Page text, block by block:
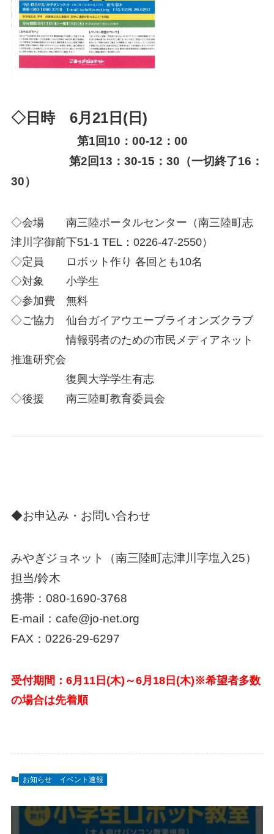
◇日時 6月21日(日)
第1回10：00-12：00
第2回13：30-15：30（一切終了16：
30）
◇会場 南三陸ポータルセンター（南三陸町志
津川字御前下51-1 TEL：0226-47-2550）
◇定員 ロボット作り 各回とも10名
◇対象 小学生
◇参加費 無料
◇ご協力 仙台ガイアウエーブライオンズクラブ
情報弱者のための市民メディアネット
推進研究会
復興大学学生有志
◇後援 南三陸町教育委員会
◆お申込み・お問い合わせ
みやぎジョネット（南三陸町志津川字塩入25）
担当/鈴木
携帯：080-1690-3768
E-mail：cafe@jo-net.org
FAX：0226-29-6297
受付期間：6月11日(木)～6月18日(木)※希望者多数
の場合は先着順
お知らせ イベント速報